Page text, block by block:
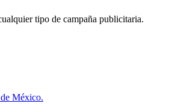
tipo de campaña publicitaria.
México.